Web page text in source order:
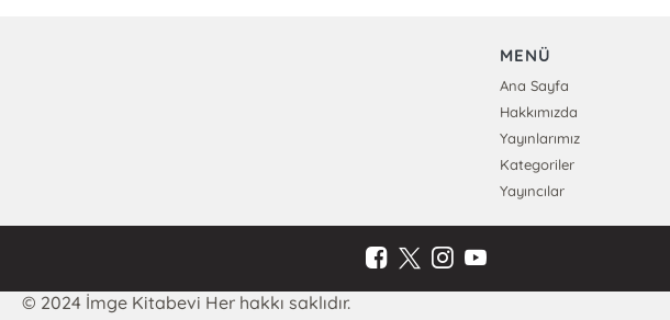
MENÜ
Ana Sayfa
Hakkımızda
Yayınlarımız
Kategoriler
Yayıncılar
© 2024 İmge Kitabevi Her hakkı saklıdır.